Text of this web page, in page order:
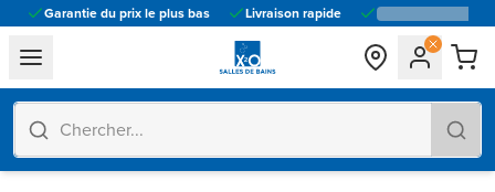
Garantie du prix le plus bas Livraison rapide
general.navigation.toggle_menu.label